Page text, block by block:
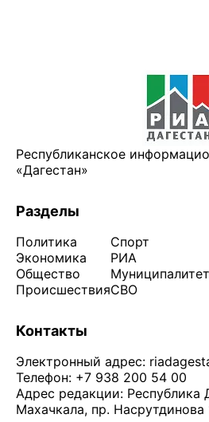
Республиканское
«Дагестан»
Разделы
Политика
Экономика
Общество
Происшествия
Спорт
РИА
СВО
Контакты
Электронный адрес:
Телефон: +7 938 200 54 00
Адрес редакции: Республика
Махачкала, пр. Насрутдинова